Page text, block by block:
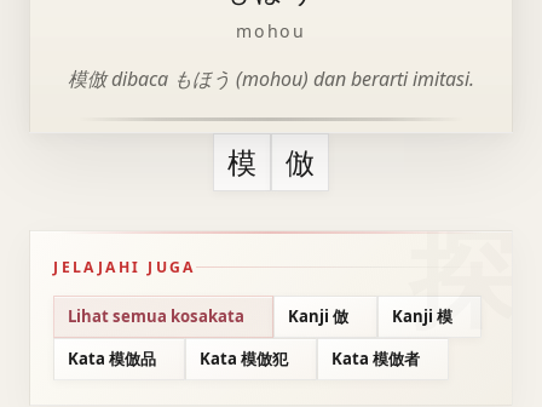
mohou
模倣 dibaca もほう (mohou) dan berarti imitasi.
模 倣
JELAJAHI JUGA
Lihat semua kosakata Kanji 倣
Kanji 模
Kata 模倣品
Kata 模倣犯 Kata 模倣者